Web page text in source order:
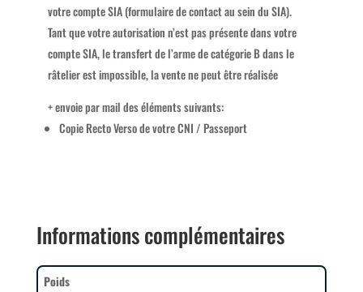
votre compte SIA (formulaire de contact au sein du SIA).
Tant que votre autorisation n’est pas présente dans votre
compte SIA, le transfert de l’arme de catégorie B dans le
râtelier est impossible, la vente ne peut être réalisée
+ envoie par mail des éléments suivants:
Copie Recto Verso de votre CNI / Passeport
Informations complémentaires
Poids